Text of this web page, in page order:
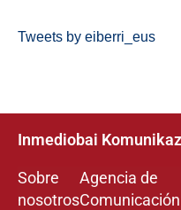
Tweets by eiberri_eus
Inmediobai
Sobre
nosotros
Agencia de
Comunicación